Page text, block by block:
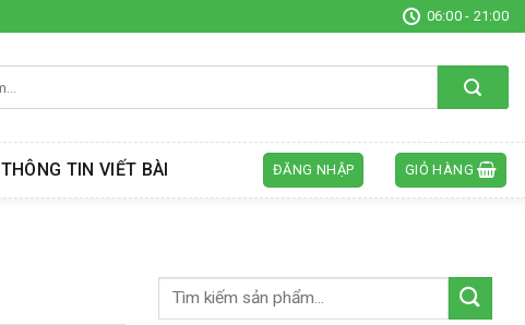
06:00 - 21:00
THÔNG TIN VIẾT BÀI ĐĂNG NHẬP GIỎ HÀNG